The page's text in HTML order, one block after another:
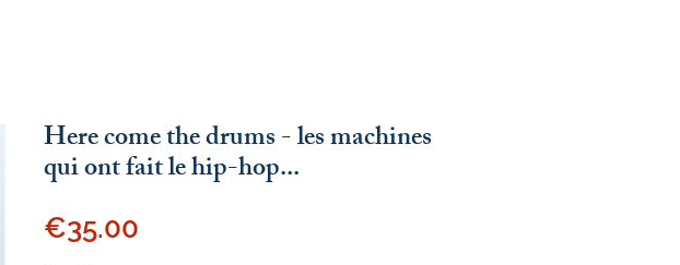
Here come the drums - les machines
qui ont fait le hip-hop...
€35.00